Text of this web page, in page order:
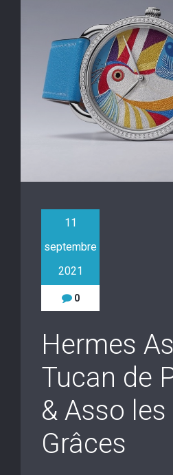
11
septembre
2021
0
Hermes
Tucan de
& Asso
Grâces